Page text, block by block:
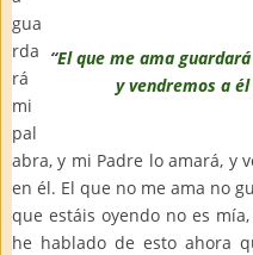
“El que me ama
y vendremos a
gua
rda
rá
mi
pal
abra, y mi Padre lo amará, y
en él. El que no me ama no
que estáis oyendo no es
he hablado de esto ahora